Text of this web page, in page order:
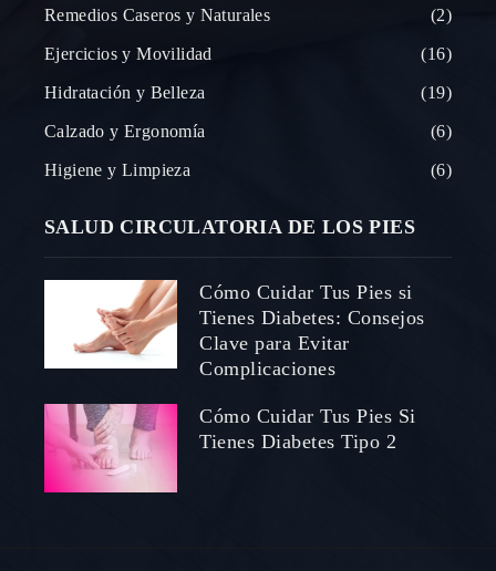
Remedios Caseros y Naturales 2
Ejercicios y Movilidad 16
Hidratación y Belleza 19
Calzado y Ergonomía 6
Higiene y Limpieza 6
SALUD CIRCULATORIA DE LOS PIES
Cómo Cuidar Tus Pies si
Tienes Diabetes: Consejos
Clave para Evitar
Complicaciones
Cómo Cuidar Tus Pies Si
Tienes Diabetes Tipo 2